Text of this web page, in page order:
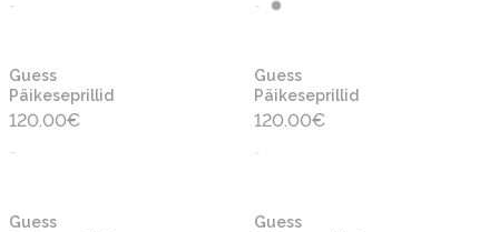
- -
Guess
Päikeseprillid
120.00€
-
Guess
Päikeseprillid
120.00€
-
Guess
Guess